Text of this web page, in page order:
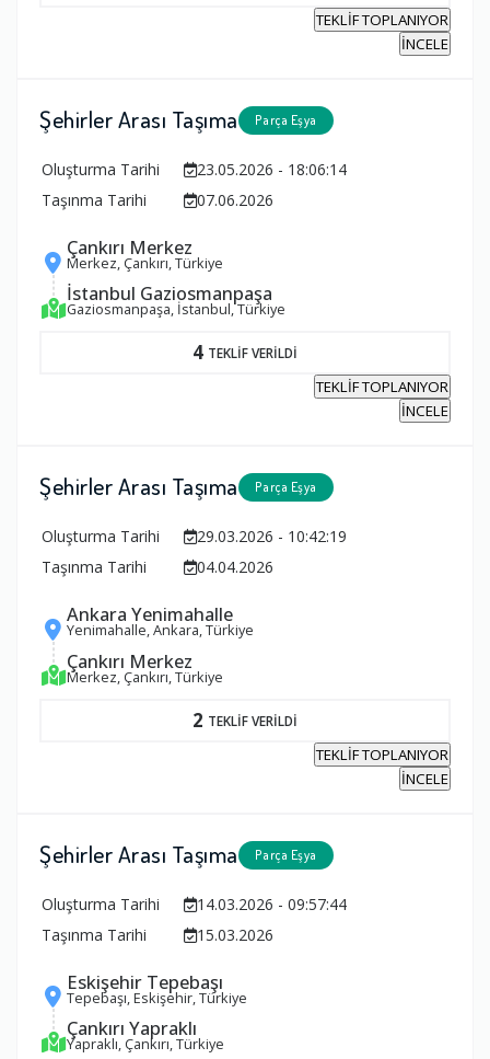
TEKLİF TOPLANIYOR
İNCELE
Şehirler Arası Taşıma Parça Eşya
Oluşturma Tarihi
23.05.2026 - 18:06:14
Taşınma Tarihi
07.06.2026
Çankırı Merkez
Merkez, Çankırı, Türkiye
İstanbul Gaziosmanpaşa
Gaziosmanpaşa, İstanbul, Türkiye
4 TEKLİF VERİLDİ
TEKLİF TOPLANIYOR
İNCELE
Şehirler Arası Taşıma Parça Eşya
Oluşturma Tarihi
29.03.2026 - 10:42:19
Taşınma Tarihi
04.04.2026
Ankara Yenimahalle
Yenimahalle, Ankara, Türkiye
Çankırı Merkez
Merkez, Çankırı, Türkiye
2 TEKLİF VERİLDİ
TEKLİF TOPLANIYOR
İNCELE
Şehirler Arası Taşıma Parça Eşya
Oluşturma Tarihi
14.03.2026 - 09:57:44
Taşınma Tarihi
15.03.2026
Eskişehir Tepebaşı
Tepebaşı, Eskişehir, Türkiye
Çankırı Yapraklı
Yapraklı, Çankırı, Türkiye